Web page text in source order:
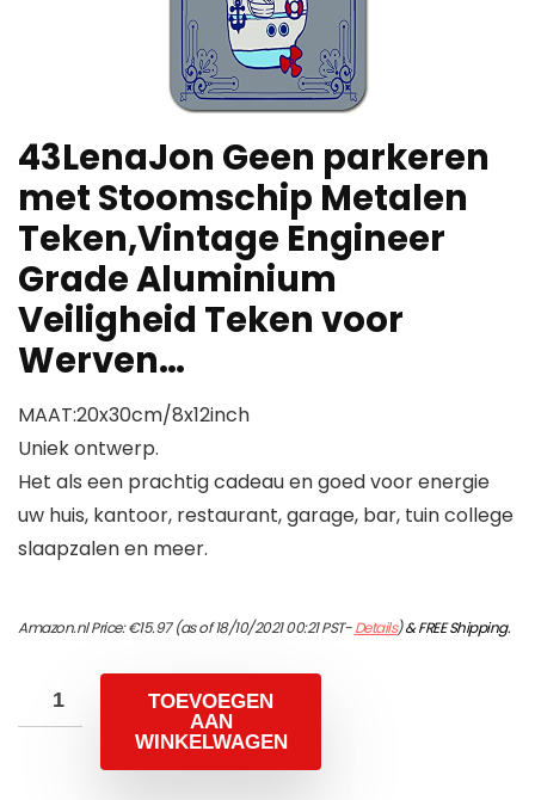
43LenaJon Geen parkeren
met Stoomschip Metalen
Teken,Vintage Engineer
Grade Aluminium
Veiligheid Teken voor
Werven…
MAAT:20x30cm/8x12inch
Uniek ontwerp.
Het als een prachtig cadeau en goed voor energie
uw huis, kantoor, restaurant, garage, bar, tuin college
slaapzalen en meer.
Amazon.nl Price:€15.97(as of 18/10/2021 00:21 PST-Details)&FREE Shipping.
TOEVOEGEN
AAN
WINKELWAGEN